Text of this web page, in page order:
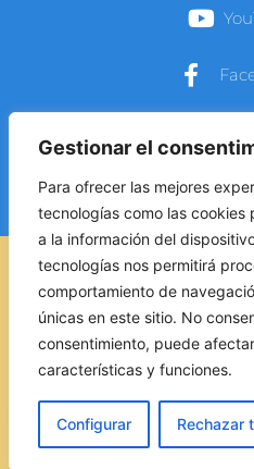
Gestionar el
Para ofrecer las mejores
tecnologías como las
a la información del
tecnologías nos permitirá
comportamiento de
únicas en este sitio. No
consentimiento, puede
características y funciones.
Configurar Rechazar
AVISO
POLÍTICA
POLÍTICA DE